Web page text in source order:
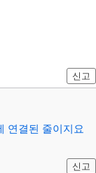
신고
연결된 줄이지요
신고